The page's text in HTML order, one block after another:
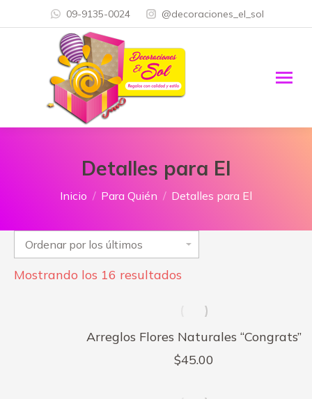
09-9135-0024 @decoraciones_el_sol
Detalles para El
Estás aquí:
Inicio Para Quién Detalles para El
Mostrando los 16 resultados
últimos
Arreglos Flores Naturales “Congrats”
$45.00